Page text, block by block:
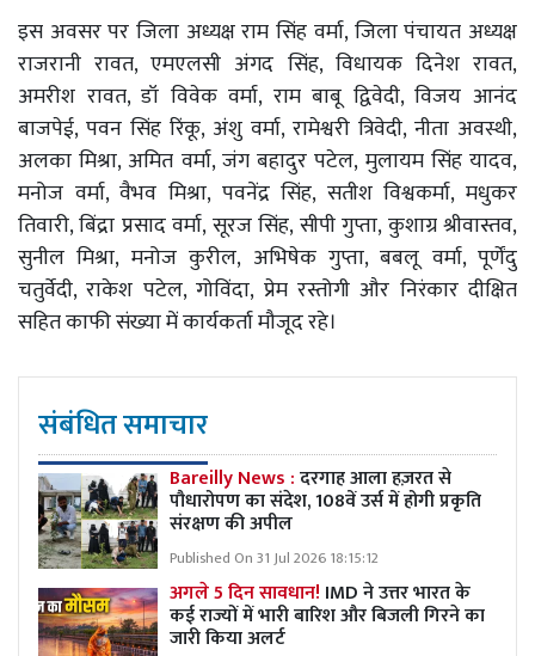
इस अवसर पर जिला अध्यक्ष राम सिंह वर्मा, जिला पंचायत अध्यक्ष
राजरानी रावत, एमएलसी अंगद सिंह, विधायक दिनेश रावत,
अमरीश रावत, डॉ विवेक वर्मा, राम बाबू द्विवेदी, विजय आनंद
बाजपेई, पवन सिंह रिंकू, अंशु वर्मा, रामेश्वरी त्रिवेदी, नीता अवस्थी,
अलका मिश्रा, अमित वर्मा, जंग बहादुर पटेल, मुलायम सिंह यादव,
मनोज वर्मा, वैभव मिश्रा, पवनेंद्र सिंह, सतीश विश्वकर्मा, मधुकर
तिवारी, बिंद्रा प्रसाद वर्मा, सूरज सिंह, सीपी गुप्ता, कुशाग्र श्रीवास्तव,
सुनील मिश्रा, मनोज कुरील, अभिषेक गुप्ता, बबलू वर्मा, पूर्णेंदु
चतुर्वेदी, राकेश पटेल, गोविंदा, प्रेम रस्तोगी और निरंकार दीक्षित
सहित काफी संख्या में कार्यकर्ता मौजूद रहे।
संबंधित समाचार
Bareilly News :दरगाह आला हज़रत से
पौधारोपण का संदेश, 108वें उर्स में होगी प्रकृति
संरक्षण की अपील
Published On 31 Jul 2026 18:15:12
अगले 5 दिन सावधान! IMD ने उत्तर भारत के
कई राज्यों में भारी बारिश और बिजली गिरने का
जारी किया अलर्ट